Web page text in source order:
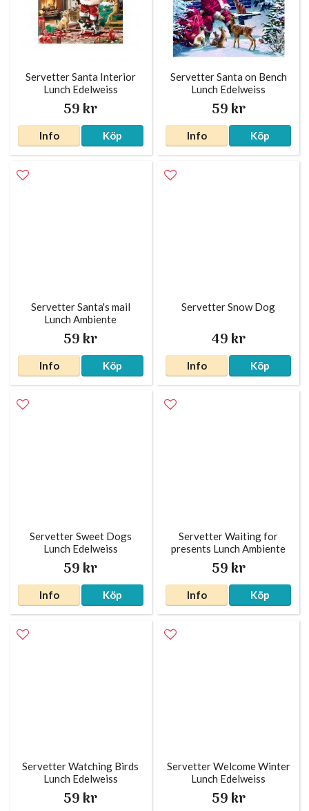
Servetter Santa Interior
Lunch Edelweiss
59 kr
Info Köp
Servetter Santa on Bench
Lunch Edelweiss
59 kr
Info Köp
Servetter Santa's mail
Lunch Ambiente
59 kr
Info Köp
Servetter Snow Dog
49 kr
Info Köp
Servetter Sweet Dogs
Lunch Edelweiss
59 kr
Info Köp
Servetter Waiting for
presents Lunch Ambiente
59 kr
Info Köp
Servetter Watching Birds
Lunch Edelweiss
59 kr
Servetter Welcome Winter
Lunch Edelweiss
59 kr